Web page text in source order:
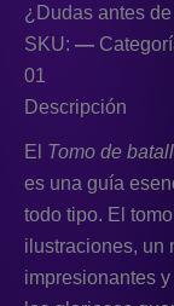
¿Dudas antes
SKU: —
01
Descripción
El Tomo de
es una guía
todo tipo. El
ilustraciones, un
impresionantes